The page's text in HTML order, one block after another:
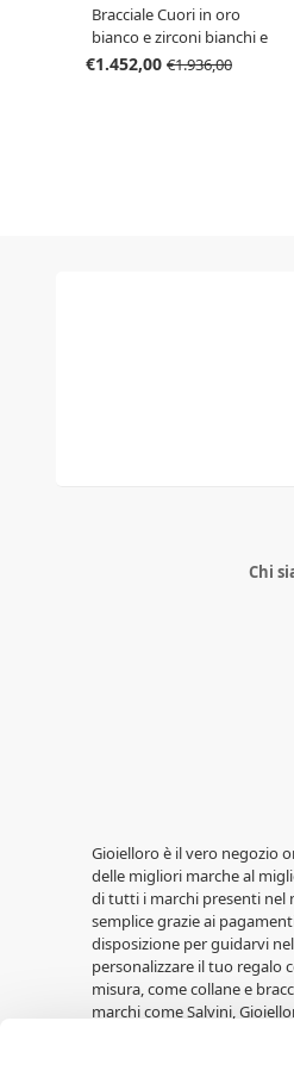
Bracciale Cuori in oro
bianco e zirconi bianchi e
colore rubino collezione
€1.452,00 €1.936,00
Chi
Gioielloro è il vero negozio
delle migliori marche al
di tutti i marchi presenti nel
semplice grazie ai
disposizione per guidarvi
personalizzare il tuo regalo
misura, come collane e
marchi come Salvini,
Cuori Milano. Idee regalo